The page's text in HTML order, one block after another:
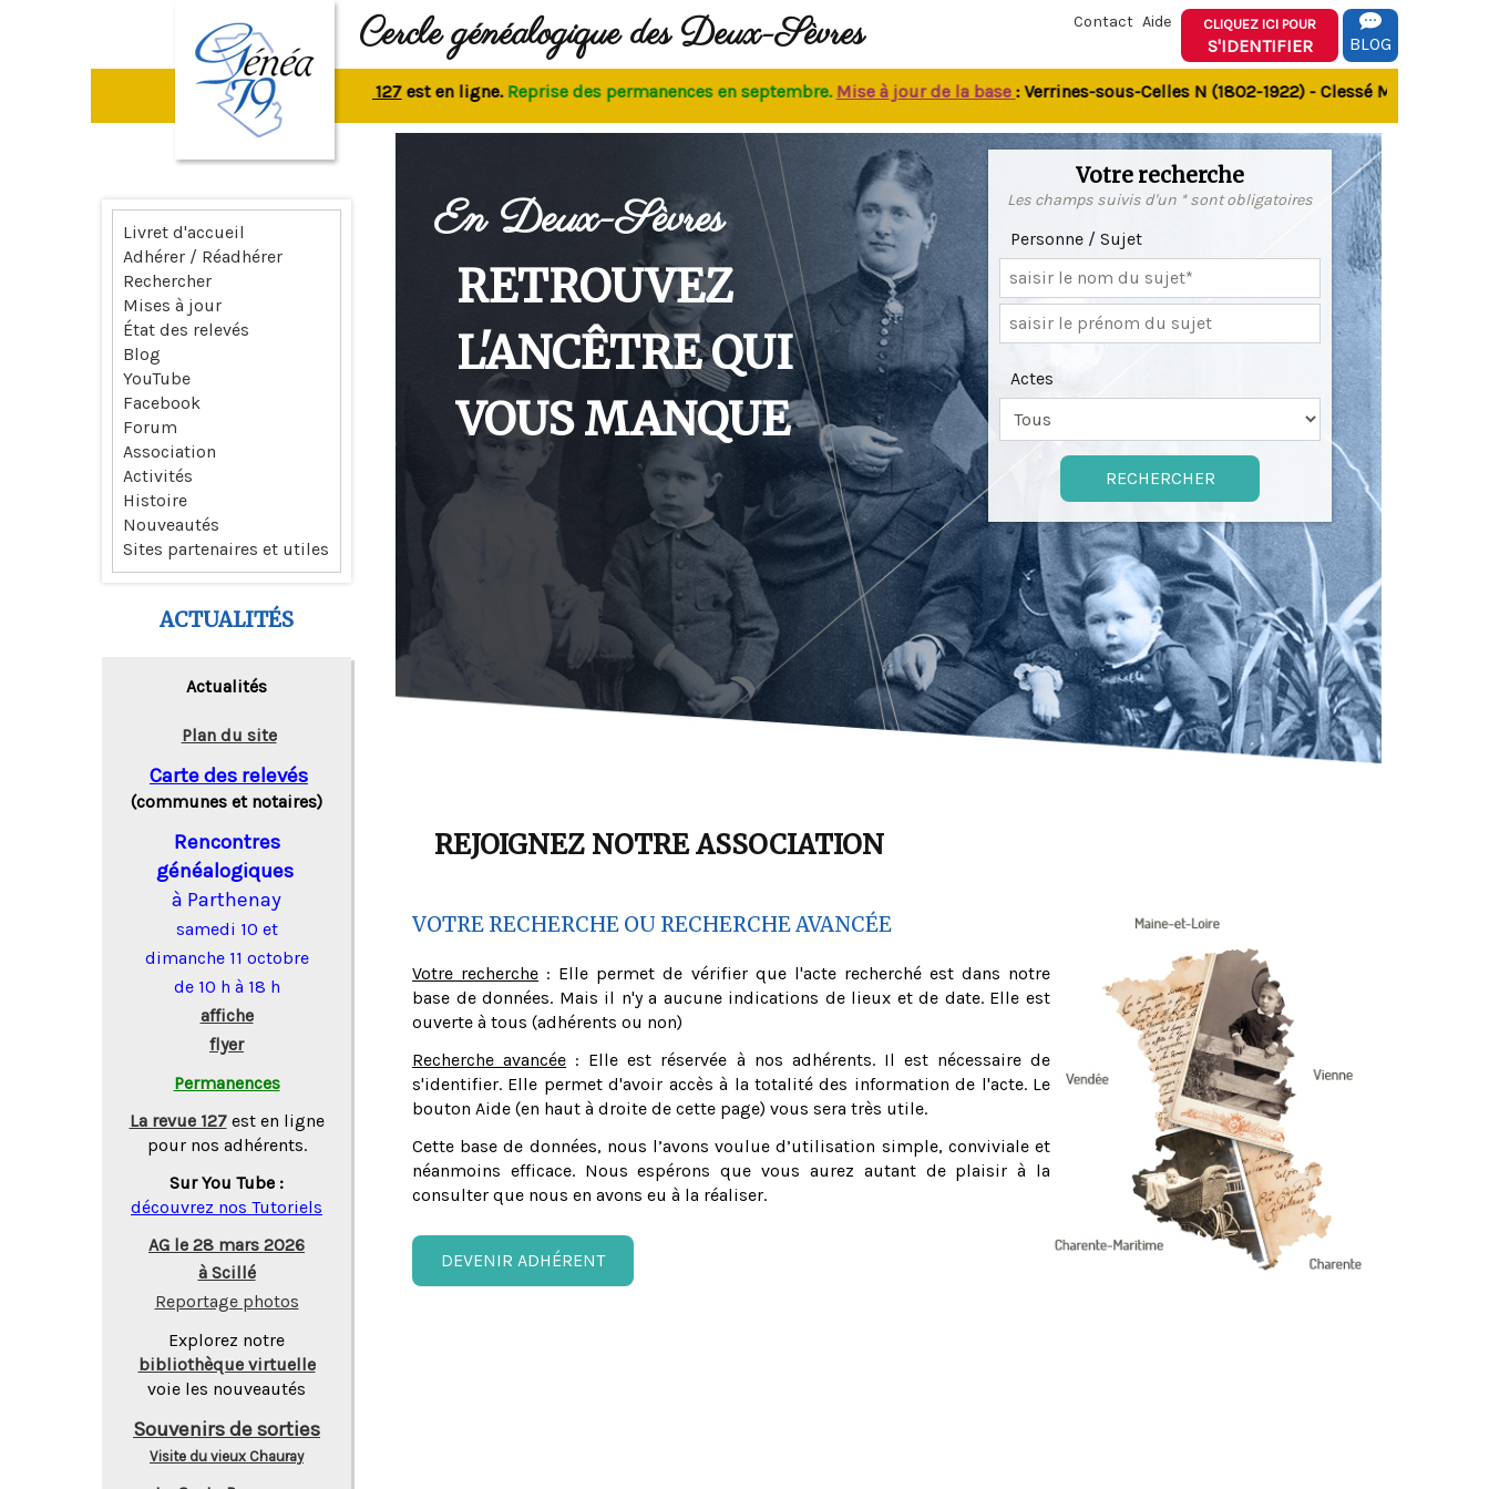
Cercle généalogique des Deux-Sèvres Contact Aide CLIQUEZ ICI POUR
S'IDENTIFIER BLOG
La revue n° 127 est en ligne.Reprise des permanences en septembre.Mise à jour de la base: Verrines-sous-Celles N (1802-1922) - Clessé M (1803-1849) -
En Deux-Sèvres
RETROUVEZ
L'ANCÊTRE QUI
VOUS MANQUE
Votre recherche
Les champs suivis d'un * sont obligatoires
Personne / Sujet
Actes
REJOIGNEZ NOTRE ASSOCIATION
VOTRE RECHERCHE OU RECHERCHE AVANCÉE
Votre recherche : Elle permet de vérifier que l'acte recherché est dans notre
base de données. Mais il n'y a aucune indications de lieux et de date. Elle est
ouverte à tous (adhérents ou non)
Recherche avancée : Elle est réservée à nos adhérents. Il est nécessaire de
s'identifier. Elle permet d'avoir accès à la totalité des information de l'acte. Le
bouton Aide (en haut à droite de cette page) vous sera très utile.
Cette base de données, nous l’avons voulue d’utilisation simple, conviviale et
néanmoins efficace. Nous espérons que vous aurez autant de plaisir à la
consulter que nous en avons eu à la réaliser.
DEVENIR ADHÉRENT
Livret d'accueil
Adhérer / Réadhérer
Rechercher
Mises à jour
État des relevés
Blog
YouTube
Facebook
Forum
Association
Activités
Histoire
Nouveautés
Sites partenaires et utiles
ACTUALITÉS
Actualités
Plan du site
Carte des relevés
(communes et notaires)
Rencontres
généalogiques
à Parthenay
samedi 10 et
dimanche 11 octobre
de 10 h à 18 h
affiche
flyer
Permanences
La revue 127 est en ligne
pour nos adhérents.
Sur You Tube :
découvrez nos Tutoriels
AG le 28 mars 2026
à Scillé
Reportage photos
Explorez notre
bibliothèque virtuelle
voie les nouveautés
Souvenirs de sorties
Visite du vieux Chauray